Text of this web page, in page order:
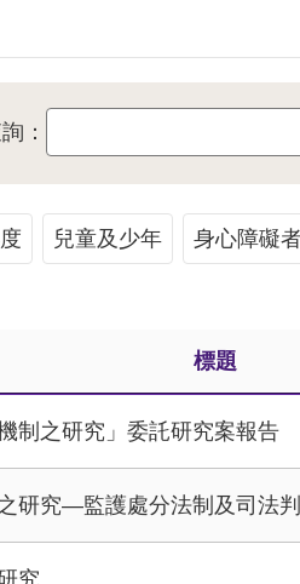
：
兒童及少年 身心障礙
標題
制之研究」委託研究案報告
研究—監護處分法制及司法
究